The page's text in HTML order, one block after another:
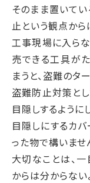
そのまま置いて
止という観点から
工事現場に入ら
売できる工具が
まうと、盗難のタ
盗難防止対策と
目隠しするように
目隠しにするカ
った物で構いませ
大切なことは、
からは分からない